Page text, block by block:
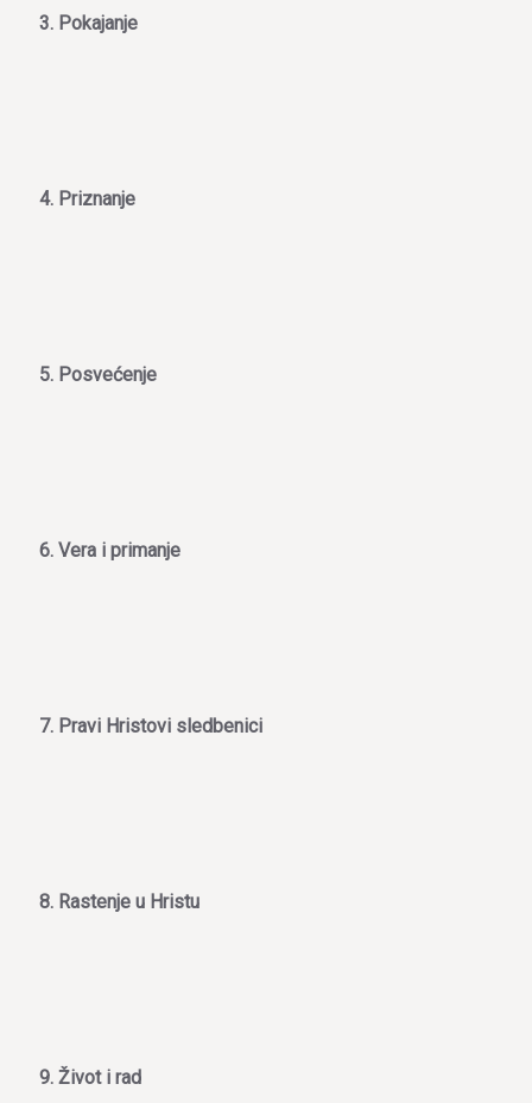
3. Pokajanje
4. Priznanje
5. Posvećenje
6. Vera i primanje
7. Pravi Hristovi sledbenici
8. Rastenje u Hristu
9. Život i rad